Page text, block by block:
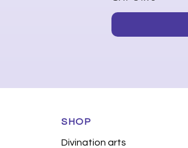
SHOP
Divination arts